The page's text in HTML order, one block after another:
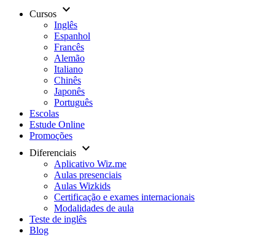
Cursos keyboard_arrow_down
Inglês
Espanhol
Francês
Alemão
Italiano
Chinês
Japonês
Português
Escolas
Estude Online
Promoções
Diferenciais keyboard_arrow_down
Aplicativo Wiz.me
Aulas presenciais
Aulas Wizkids
Certificação e exames internacionais
Modalidades de aula
Teste de inglês
Blog